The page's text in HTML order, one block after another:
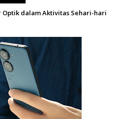
dalam Aktivitas Sehari-hari